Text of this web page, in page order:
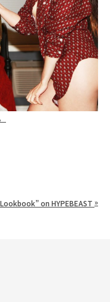
on HYPEBEAST »